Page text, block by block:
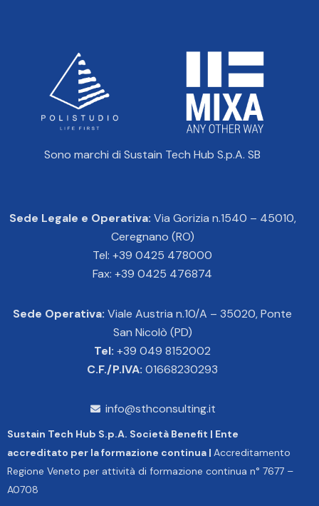
Sono marchi di Sustain Tech Hub S.p.A. SB
Sede Legale e Operativa: Via Gorizia n.1540 – 45010,
Ceregnano (RO)
Tel: +39 0425 478000
Fax: +39 0425 476874
Sede Operativa: Viale Austria n.10/A – 35020, Ponte
San Nicolò (PD)
Tel: +39 049 8152002
C.F./P.IVA: 01668230293
info@sthconsulting.it
Sustain Tech Hub S.p.A. Società Benefit | Ente
accreditato per la formazione continua | Accreditamento
Regione Veneto per attività di formazione continua n° 7677 –
A0708